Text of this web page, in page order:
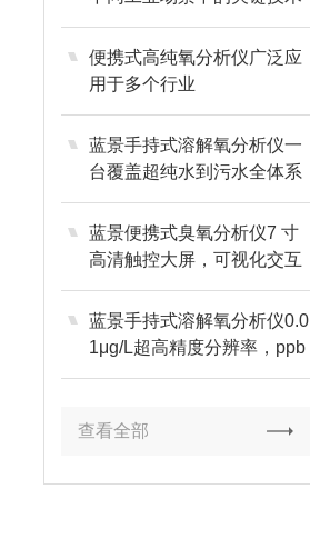
便携式高纯氧分析仪广泛应
用于多个行业
蓝景手持式溶解氧分析仪一
台覆盖超纯水到污水全体系
检测
蓝景便携式臭氧分析仪7 寸
高清触控大屏，可视化交互
蓝景手持式溶解氧分析仪0.0
1μg/L超高精度分辨率，ppb
级微量捕捉
查看全部